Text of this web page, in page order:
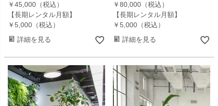
￥45,000（税込）
【長期レンタル月額】
￥5,000（税込）
詳細を見る
￥80,000（税込）
【長期レンタル月額】
￥5,000（税込）
詳細を見る